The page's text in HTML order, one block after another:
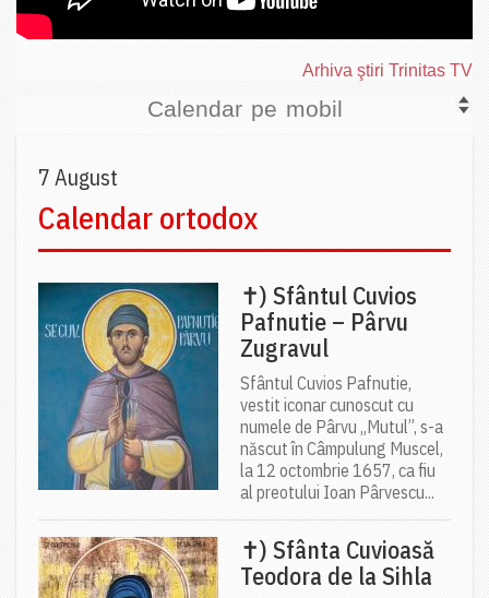
Arhiva ştiri Trinitas TV
Calendar pe mobil
7 August
Calendar ortodox
✝) Sfântul Cuvios
Pafnutie – Pârvu
Zugravul
Sfântul Cuvios Pafnutie,
vestit iconar cunoscut cu
numele de Pârvu „Mutul”, s-a
născut în Câmpulung Muscel,
la 12 octombrie 1657, ca fiu
al preotului Ioan Pârvescu...
✝) Sfânta Cuvioasă
Teodora de la Sihla